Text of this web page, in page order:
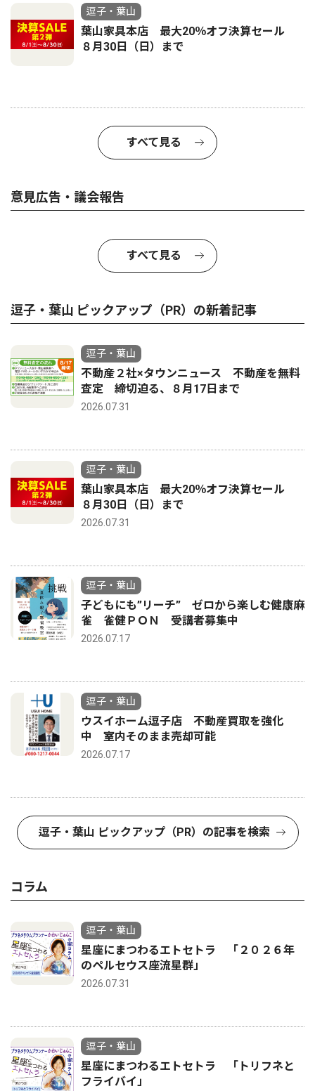
逗子・葉山
葉山家具本店 最大20％オフ決算セール
８月30日（日）まで
すべて見る
意見広告・議会報告
すべて見る
逗子・葉山 ピックアップ（PR）の新着記事
逗子・葉山
不動産２社×タウンニュース 不動産を無料
査定 締切迫る、８月17日まで
2026.07.31
逗子・葉山
葉山家具本店 最大20％オフ決算セール
８月30日（日）まで
2026.07.31
逗子・葉山
子どもにも”リーチ” ゼロから楽しむ健康麻
雀 雀健ＰＯＮ 受講者募集中
2026.07.17
逗子・葉山
ウスイホーム逗子店 不動産買取を強化
中 室内そのまま売却可能
2026.07.17
逗子・葉山 ピックアップ（PR）の記事を検索
コラム
逗子・葉山
星座にまつわるエトセトラ 「２０２６年
のペルセウス座流星群」
2026.07.31
逗子・葉山
星座にまつわるエトセトラ 「トリフネと
フライバイ」